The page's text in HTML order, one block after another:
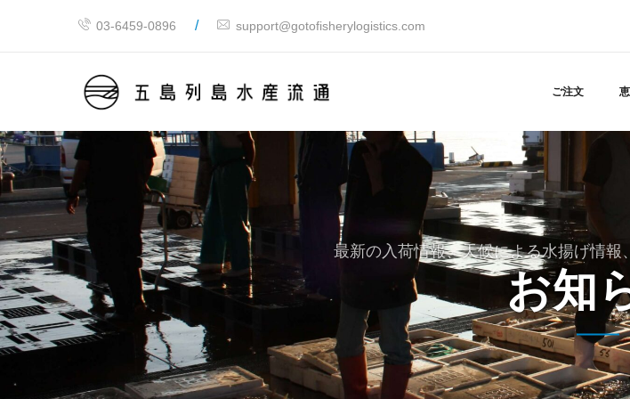
03-6459-0896 / support@gotofisherylogistics.com
ご注文
最新の入荷情報、天候による水揚げ情
お知